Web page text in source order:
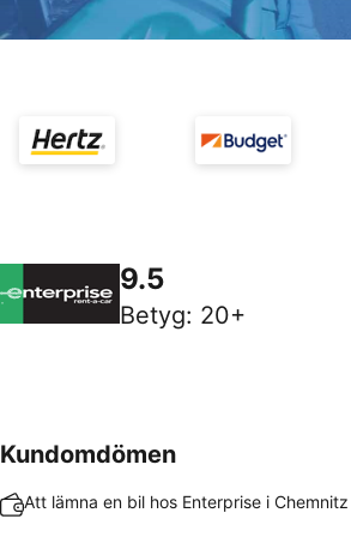
9.5
Betyg: 20+
Kundomdömen
Att lämna en bil hos Enterprise i